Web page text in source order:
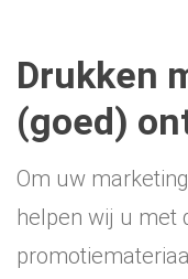
Drukken
(goed)
Om uw
helpen wij u met